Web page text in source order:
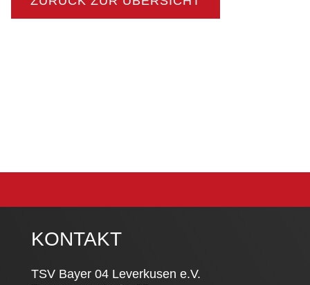
KONTAKT
TSV Bayer 04 Leverkusen e.V.